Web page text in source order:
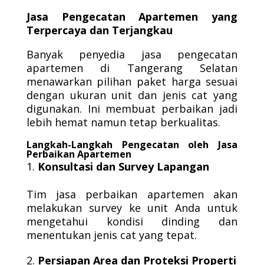
Jasa Pengecatan Apartemen yang
Terpercaya dan Terjangkau
Banyak penyedia jasa pengecatan
apartemen di Tangerang Selatan
menawarkan pilihan paket harga sesuai
dengan ukuran unit dan jenis cat yang
digunakan. Ini membuat perbaikan jadi
lebih hemat namun tetap berkualitas.
Langkah-Langkah Pengecatan oleh Jasa
Perbaikan Apartemen
Konsultasi dan Survey Lapangan
Tim jasa perbaikan apartemen akan
melakukan survey ke unit Anda untuk
mengetahui kondisi dinding dan
menentukan jenis cat yang tepat.
Persiapan Area dan Proteksi Properti